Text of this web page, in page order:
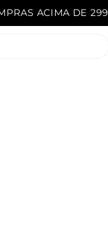
ACIMA DE 299